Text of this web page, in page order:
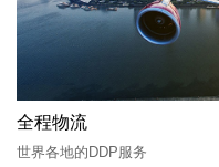
全程物流
世界各地的DDP服务